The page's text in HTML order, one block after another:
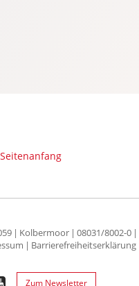
Kolbermoor 08031/8002-0
Barrierefreiheitserklärung
Zum Newsletter